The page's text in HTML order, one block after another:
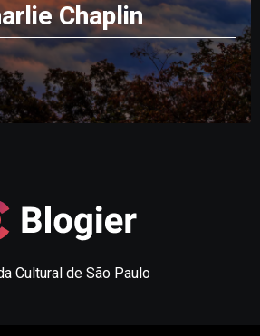
Chaplin
Cultural de São Paulo